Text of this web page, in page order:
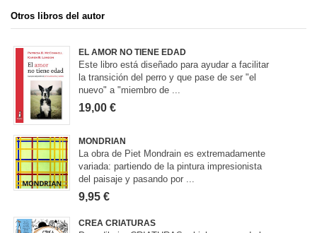
Otros libros del autor
EL AMOR NO TIENE EDAD
Este libro está diseñado para ayudar a facilitar
la transición del perro y que pase de ser "el
nuevo" a "miembro de ...
19,00 €
MONDRIAN
La obra de Piet Mondrain es extremadamente
variada: partiendo de la pintura impresionista
del paisaje y pasando por ...
9,95 €
CREA CRIATURAS